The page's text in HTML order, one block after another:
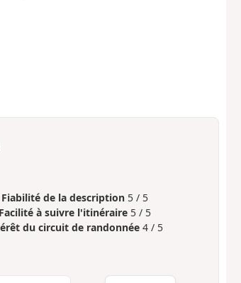
Fiabilité de la description 5 / 5
Facilité à suivre l'itinéraire 5 / 5
du circuit de randonnée 4 / 5